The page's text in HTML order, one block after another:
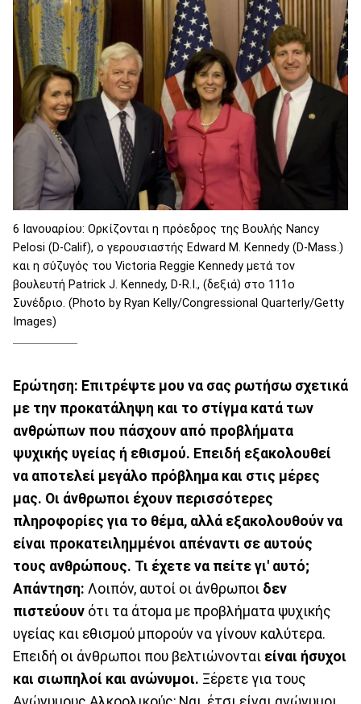
6 Ιανουαρίου: Ορκίζονται η πρόεδρος της Βουλής Nancy
Pelosi (D-Calif), ο γερουσιαστής Edward M. Kennedy (D-Mass.)
και η σύζυγός του Victoria Reggie Kennedy μετά τον
βουλευτή Patrick J. Kennedy, D-R.I., (δεξιά) στο 111ο
Συνέδριο. (Photo by Ryan Kelly/Congressional Quarterly/Getty
Images)
Ερώτηση: Επιτρέψτε μου να σας ρωτήσω σχετικά
με την προκατάληψη και το στίγμα κατά των
ανθρώπων που πάσχουν από προβλήματα
ψυχικής υγείας ή εθισμού. Επειδή εξακολουθεί
να αποτελεί μεγάλο πρόβλημα και στις μέρες
μας. Οι άνθρωποι έχουν περισσότερες
πληροφορίες για το θέμα, αλλά εξακολουθούν να
είναι προκατειλημμένοι απέναντι σε αυτούς
τους ανθρώπους. Τι έχετε να πείτε γι' αυτό;
Απάντηση: Λοιπόν, αυτοί οι άνθρωποι δεν
πιστεύουν ότι τα άτομα με προβλήματα ψυχικής
υγείας και εθισμού μπορούν να γίνουν καλύτερα.
Επειδή οι άνθρωποι που βελτιώνονται είναι ήσυχοι
και σιωπηλοί και ανώνυμοι. Ξέρετε για τους